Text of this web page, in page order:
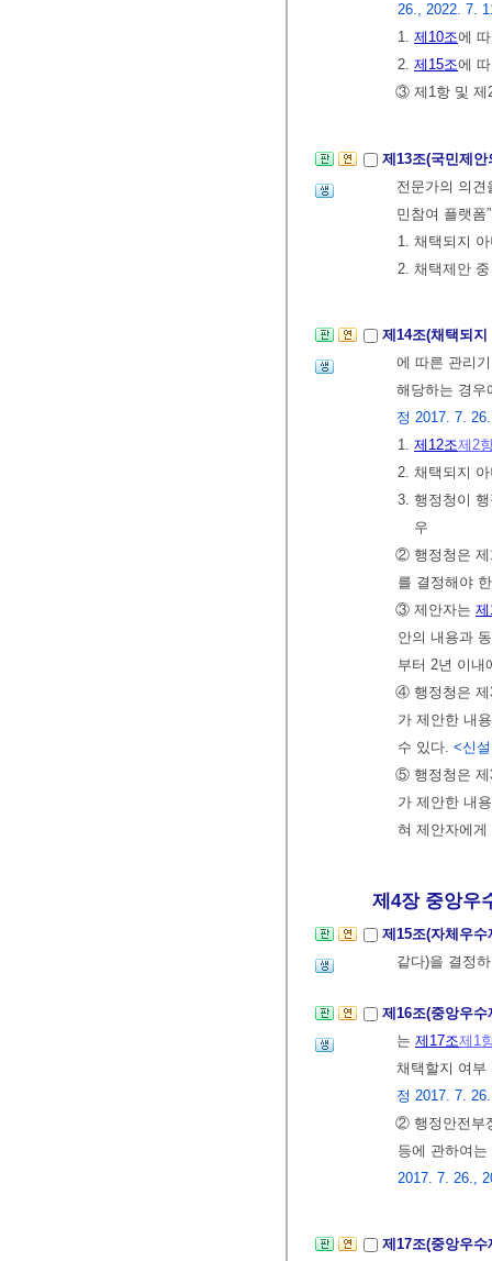
26., 2022. 7.
1. 제10조에
2. 제15조에
③ 제1항 및 제
제13조(국민제
전문가의 의견
민참여 플랫
1. 채택되지
2. 채택제안
제14조(채택되
에 따른 관리
해당하는 경우
정 2017. 7.
1. 제12조제2
2. 채택되지
3. 행정청이
우
② 행정청은 제
를 결정해야
③ 제안자는
안의 내용과
부터 2년 이
④ 행정청은 제
가 제안한 내
수 있다. <신
⑤ 행정청은 제
가 제안한 내
혀 제안자에
제4장 중앙우수
제15조(자체우
같다)을 결정
제16조(중앙우
는 제17조제1
채택할지 여
정 2017. 7.
② 행정안전부
등에 관하여는
2017. 7. 26.,
제17조(중앙우